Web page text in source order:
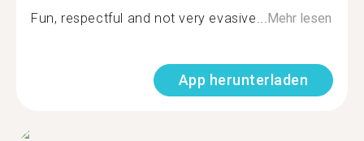
Fun, respectful and not very evasive...Mehr lesen
App herunterladen